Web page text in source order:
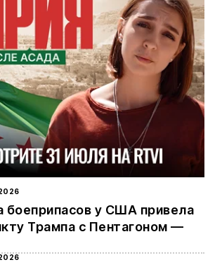
боеприпасов у США привела
Трампа с Пентагоном —